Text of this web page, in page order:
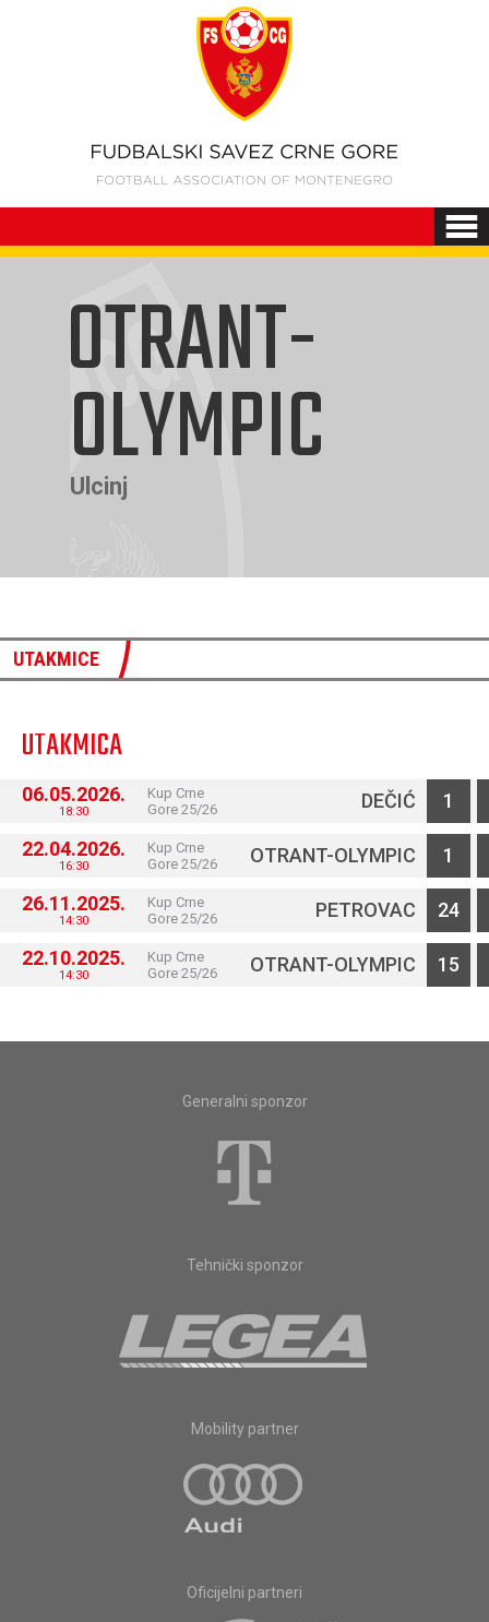
OTRANT-
OLYMPIC
Ulcinj
UTAKMICE
UTAKMICA
06.05.2026.
18:30
Kup Crne
Gore 25/26
DEČIĆ 1
22.04.2026.
16:30
Kup Crne
Gore 25/26
OTRANT-OLYMPIC 1
26.11.2025.
14:30
Kup Crne
Gore 25/26
PETROVAC 24
22.10.2025.
14:30
Kup Crne
Gore 25/26
OTRANT-OLYMPIC 1 5
Generalni sponzor
Tehnički sponzor
Mobility partner
Oficijelni partneri